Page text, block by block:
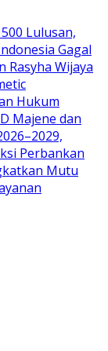
Lulusan,
Gagal
Rasyha Wijaya
Hukum
Majene dan
Perbankan
Mutu